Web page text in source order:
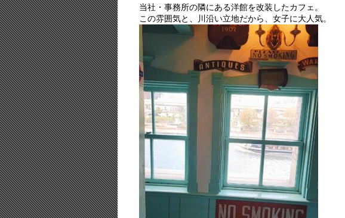
当社・事務所の隣にある洋館を改装したカフェ。
この雰囲気と、川沿い立地だから、女子に大人気。